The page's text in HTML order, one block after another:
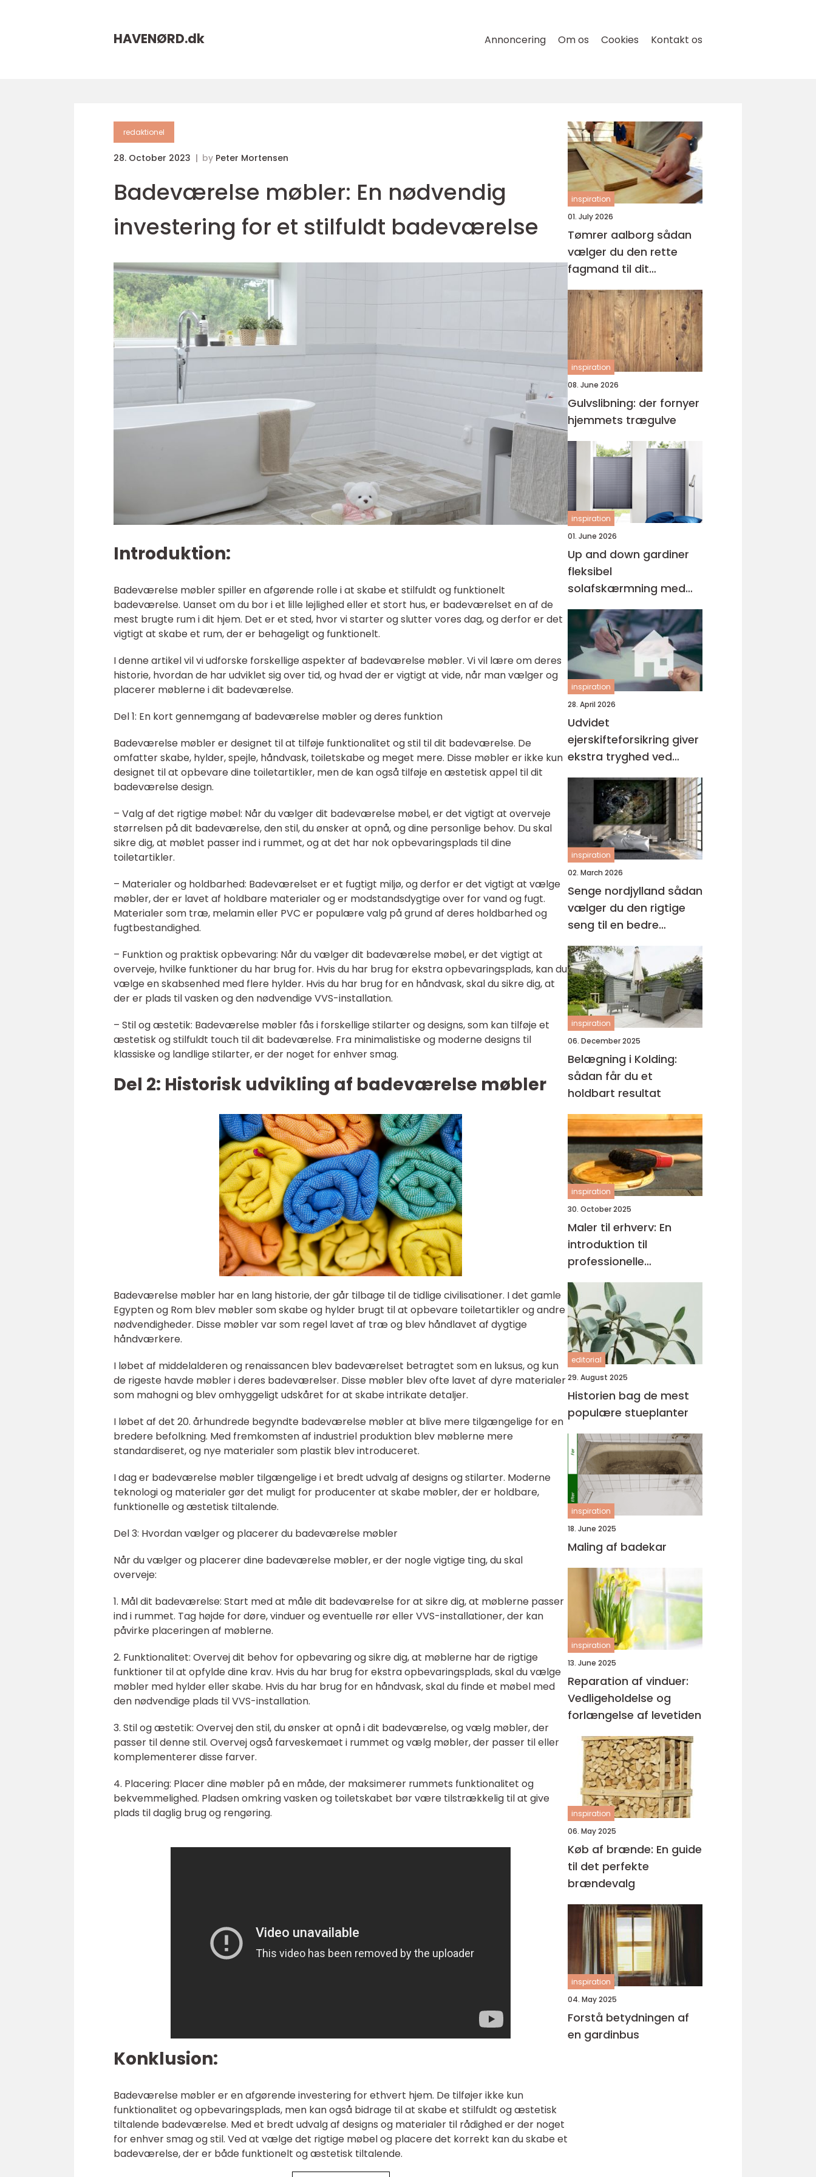
HAVENØRD.dk Annoncering Om os Cookies Kontakt os
redaktionel
28. October 2023 by Peter Mortensen
Badeværelse møbler: En nødvendig
investering for et stilfuldt badeværelse
Introduktion:
Badeværelse møbler spiller en afgørende rolle i at skabe et stilfuldt og funktionelt
badeværelse. Uanset om du bor i et lille lejlighed eller et stort hus, er badeværelset en af de
mest brugte rum i dit hjem. Det er et sted, hvor vi starter og slutter vores dag, og derfor er det
vigtigt at skabe et rum, der er behageligt og funktionelt.
I denne artikel vil vi udforske forskellige aspekter af badeværelse møbler. Vi vil lære om deres
historie, hvordan de har udviklet sig over tid, og hvad der er vigtigt at vide, når man vælger og
placerer møblerne i dit badeværelse.
Del 1: En kort gennemgang af badeværelse møbler og deres funktion
Badeværelse møbler er designet til at tilføje funktionalitet og stil til dit badeværelse. De
omfatter skabe, hylder, spejle, håndvask, toiletskabe og meget mere. Disse møbler er ikke kun
designet til at opbevare dine toiletartikler, men de kan også tilføje en æstetisk appel til dit
badeværelse design.
– Valg af det rigtige møbel: Når du vælger dit badeværelse møbel, er det vigtigt at overveje
størrelsen på dit badeværelse, den stil, du ønsker at opnå, og dine personlige behov. Du skal
sikre dig, at møblet passer ind i rummet, og at det har nok opbevaringsplads til dine
toiletartikler.
– Materialer og holdbarhed: Badeværelset er et fugtigt miljø, og derfor er det vigtigt at vælge
møbler, der er lavet af holdbare materialer og er modstandsdygtige over for vand og fugt.
Materialer som træ, melamin eller PVC er populære valg på grund af deres holdbarhed og
fugtbestandighed.
– Funktion og praktisk opbevaring: Når du vælger dit badeværelse møbel, er det vigtigt at
overveje, hvilke funktioner du har brug for. Hvis du har brug for ekstra opbevaringsplads, kan du
vælge en skabsenhed med flere hylder. Hvis du har brug for en håndvask, skal du sikre dig, at
der er plads til vasken og den nødvendige VVS-installation.
– Stil og æstetik: Badeværelse møbler fås i forskellige stilarter og designs, som kan tilføje et
æstetisk og stilfuldt touch til dit badeværelse. Fra minimalistiske og moderne designs til
klassiske og landlige stilarter, er der noget for enhver smag.
Del 2: Historisk udvikling af badeværelse møbler
Badeværelse møbler har en lang historie, der går tilbage til de tidlige civilisationer. I det gamle
Egypten og Rom blev møbler som skabe og hylder brugt til at opbevare toiletartikler og andre
nødvendigheder. Disse møbler var som regel lavet af træ og blev håndlavet af dygtige
håndværkere.
I løbet af middelalderen og renaissancen blev badeværelset betragtet som en luksus, og kun
de rigeste havde møbler i deres badeværelser. Disse møbler blev ofte lavet af dyre materialer
som mahogni og blev omhyggeligt udskåret for at skabe intrikate detaljer.
I løbet af det 20. århundrede begyndte badeværelse møbler at blive mere tilgængelige for en
bredere befolkning. Med fremkomsten af industriel produktion blev møblerne mere
standardiseret, og nye materialer som plastik blev introduceret.
I dag er badeværelse møbler tilgængelige i et bredt udvalg af designs og stilarter. Moderne
teknologi og materialer gør det muligt for producenter at skabe møbler, der er holdbare,
funktionelle og æstetisk tiltalende.
Del 3: Hvordan vælger og placerer du badeværelse møbler
Når du vælger og placerer dine badeværelse møbler, er der nogle vigtige ting, du skal
overveje:
1. Mål dit badeværelse: Start med at måle dit badeværelse for at sikre dig, at møblerne passer
ind i rummet. Tag højde for døre, vinduer og eventuelle rør eller VVS-installationer, der kan
påvirke placeringen af møblerne.
2. Funktionalitet: Overvej dit behov for opbevaring og sikre dig, at møblerne har de rigtige
funktioner til at opfylde dine krav. Hvis du har brug for ekstra opbevaringsplads, skal du vælge
møbler med hylder eller skabe. Hvis du har brug for en håndvask, skal du finde et møbel med
den nødvendige plads til VVS-installation.
3. Stil og æstetik: Overvej den stil, du ønsker at opnå i dit badeværelse, og vælg møbler, der
passer til denne stil. Overvej også farveskemaet i rummet og vælg møbler, der passer til eller
komplementerer disse farver.
4. Placering: Placer dine møbler på en måde, der maksimerer rummets funktionalitet og
bekvemmelighed. Pladsen omkring vasken og toiletskabet bør være tilstrækkelig til at give
plads til daglig brug og rengøring.
Konklusion:
Badeværelse møbler er en afgørende investering for ethvert hjem. De tilføjer ikke kun
funktionalitet og opbevaringsplads, men kan også bidrage til at skabe et stilfuldt og æstetisk
tiltalende badeværelse. Med et bredt udvalg af designs og materialer til rådighed er der noget
for enhver smag og stil. Ved at vælge det rigtige møbel og placere det korrekt kan du skabe et
badeværelse, der er både funktionelt og æstetisk tiltalende.
inspiration
01. July 2026
Tømrer aalborg sådan
vælger du den rette
fagmand til dit
byggeprojekt
inspiration
08. June 2026
Gulvslibning: der fornyer
hjemmets trægulve
inspiration
01. June 2026
Up and down gardiner
fleksibel
solafskærmning med
stil
inspiration
28. April 2026
Udvidet
ejerskifteforsikring giver
ekstra tryghed ved
boligkøb
inspiration
02. March 2026
Senge nordjylland sådan
vælger du den rigtige
seng til en bedre
nattesøvn
inspiration
06. December 2025
Belægning i Kolding:
sådan får du et
holdbart resultat
inspiration
30. October 2025
Maler til erhverv: En
introduktion til
professionelle
malerløsninger
editorial
29. August 2025
Historien bag de mest
populære stueplanter
inspiration
18. June 2025
Maling af badekar
inspiration
13. June 2025
Reparation af vinduer:
Vedligeholdelse og
forlængelse af levetiden
inspiration
06. May 2025
Køb af brænde: En guide
til det perfekte
brændevalg
inspiration
04. May 2025
Forstå betydningen af
en gardinbus